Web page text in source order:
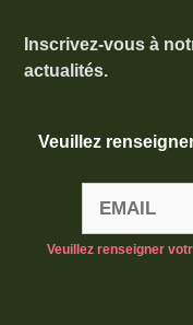
Inscrivez-vous à
actualités.
Veuillez
Veuillez renseigner